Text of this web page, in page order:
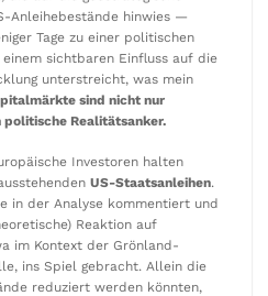
Anleihebestände hinwies —
Tage zu einer politischen
sichtbaren Einfluss auf die
unterstreicht, was mein
sind nicht nur
politische Realitätsanker.
Investoren halten
US-Staatsanleihen.
in der Analyse kommentiert und
Reaktion auf
im Kontext der Grönland-
ins Spiel gebracht. Allein die
reduziert werden könnten,